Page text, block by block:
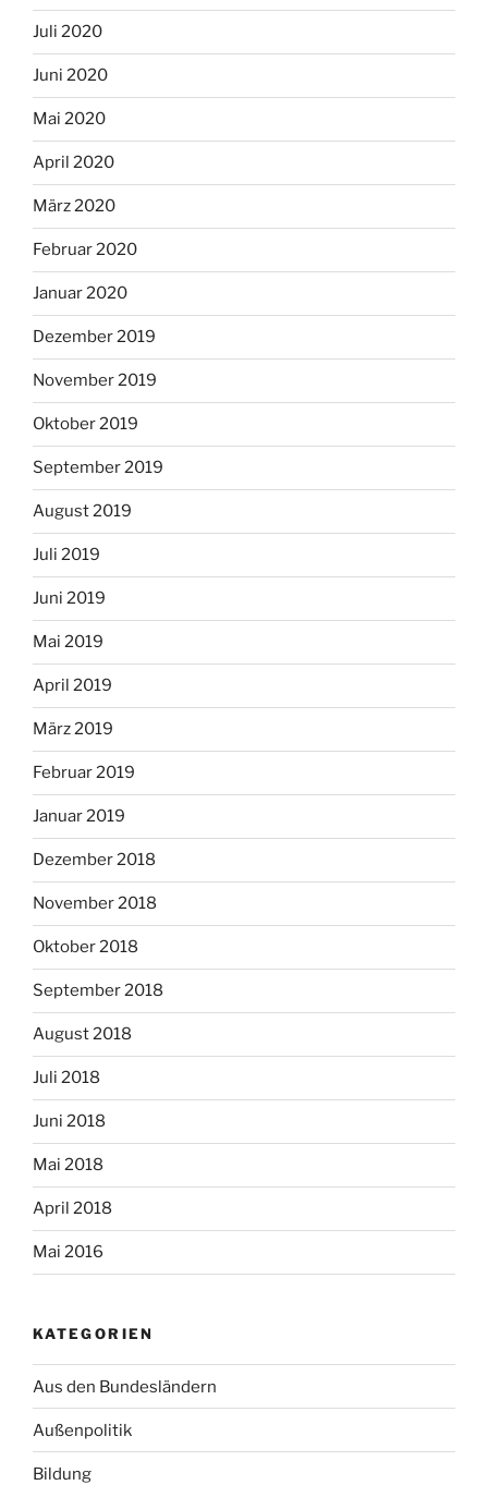
Juli 2020
Juni 2020
Mai 2020
April 2020
März 2020
Februar 2020
Januar 2020
Dezember 2019
November 2019
Oktober 2019
September 2019
August 2019
Juli 2019
Juni 2019
Mai 2019
April 2019
März 2019
Februar 2019
Januar 2019
Dezember 2018
November 2018
Oktober 2018
September 2018
August 2018
Juli 2018
Juni 2018
Mai 2018
April 2018
Mai 2016
KATEGORIEN
Aus den Bundesländern
Außenpolitik
Bildung